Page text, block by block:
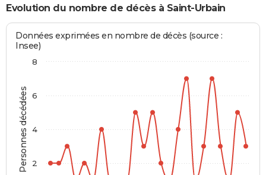
Evolution du nombre de décès à Saint-Urbain
Personnes décédées
Données exprimées en nombre de décès (source :
Insee)
2
4
6
8